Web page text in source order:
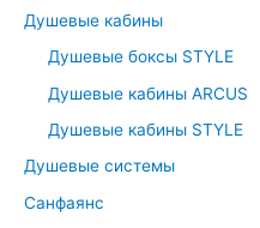
:Душевые кабины
Душевые боксы STYLE
Душевые кабины ARCUS
Душевые кабины STYLE
Душевые системы
Санфаянс